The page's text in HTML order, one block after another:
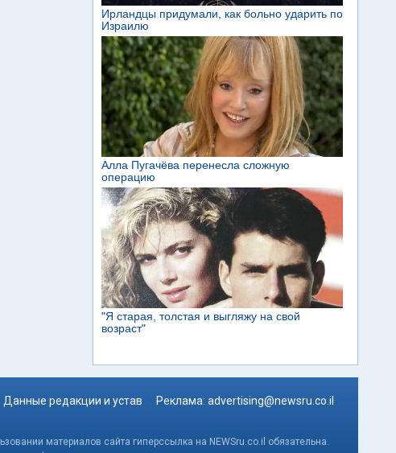
Данные редакции и устав Реклама: advertising@newsru.co.il
материалов сайта гиперссылка на NEWSru.co.il обязательна.